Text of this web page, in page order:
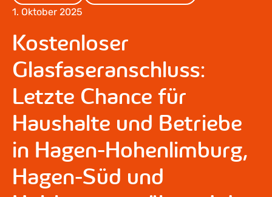
1. Oktober 2025
Kostenloser
Glasfaseranschluss:
Letzte Chance für
Haushalte und Betriebe
in Hagen-Hohenlimburg,
Hagen-Süd und